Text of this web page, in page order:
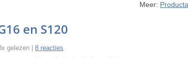
Meer:
en S120
gelezen | 8 reacties